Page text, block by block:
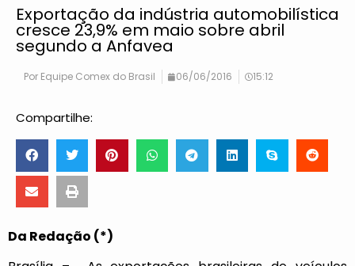
Exportação da indústria automobilística
cresce 23,9% em maio sobre abril
segundo a Anfavea
Por Equipe Comex do Brasil 06/06/2016 15:12
Compartilhe:
Da Redação (*)